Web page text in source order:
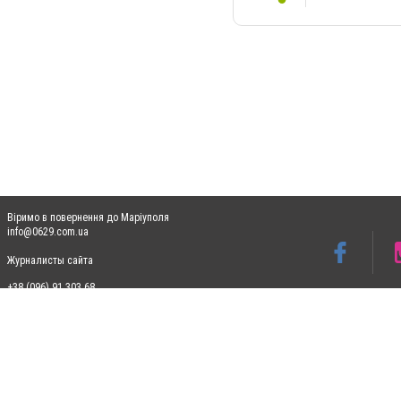
Віримо в повернення до Маріуполя
info@0629.com.ua
Журналисты сайта
+38 (096) 91 303 68